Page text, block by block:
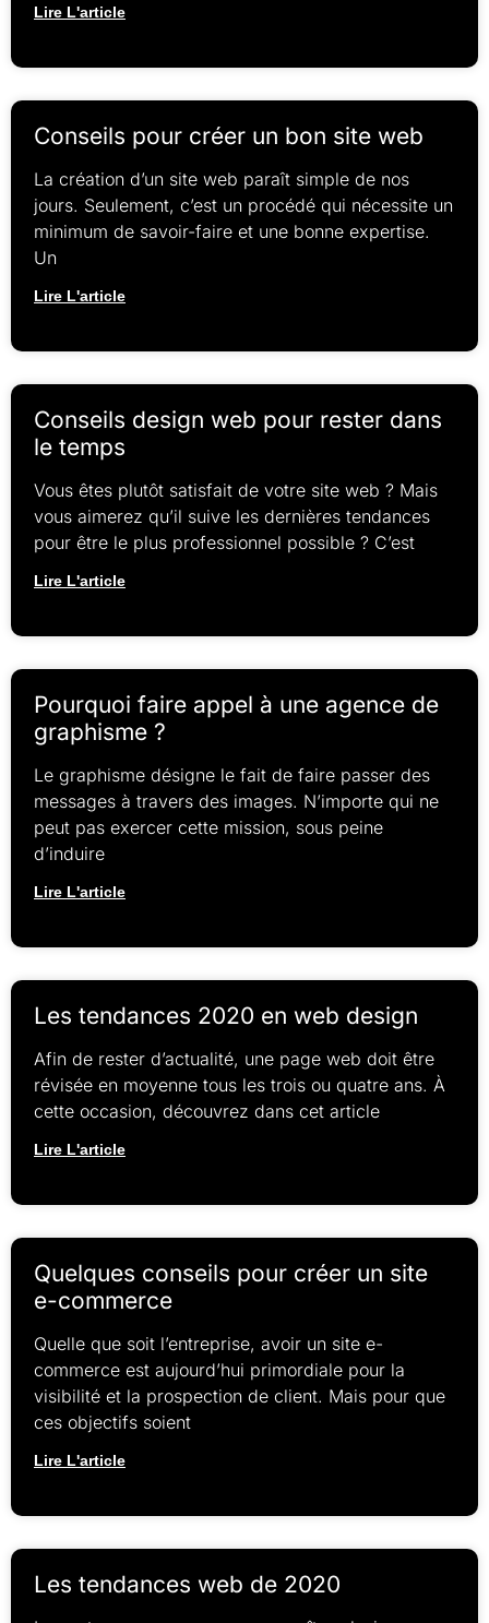
Lire L'article
Conseils pour créer un bon site web
La création d’un site web paraît simple de nos
jours. Seulement, c’est un procédé qui nécessite un
minimum de savoir-faire et une bonne expertise.
Un
Lire L'article
Conseils design web pour rester dans
le temps
Vous êtes plutôt satisfait de votre site web ? Mais
vous aimerez qu’il suive les dernières tendances
pour être le plus professionnel possible ? C’est
Lire L'article
Pourquoi faire appel à une agence de
graphisme ?
Le graphisme désigne le fait de faire passer des
messages à travers des images. N’importe qui ne
peut pas exercer cette mission, sous peine
d’induire
Lire L'article
Les tendances 2020 en web design
Afin de rester d’actualité, une page web doit être
révisée en moyenne tous les trois ou quatre ans. À
cette occasion, découvrez dans cet article
Lire L'article
Quelques conseils pour créer un site
e-commerce
Quelle que soit l’entreprise, avoir un site e-
commerce est aujourd’hui primordiale pour la
visibilité et la prospection de client. Mais pour que
ces objectifs soient
Lire L'article
Les tendances web de 2020